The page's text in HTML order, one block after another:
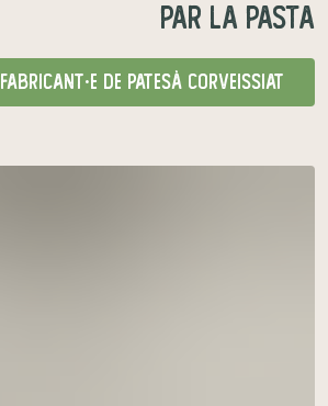
par La Pasta
fabricant·e de patesà Corveissiat